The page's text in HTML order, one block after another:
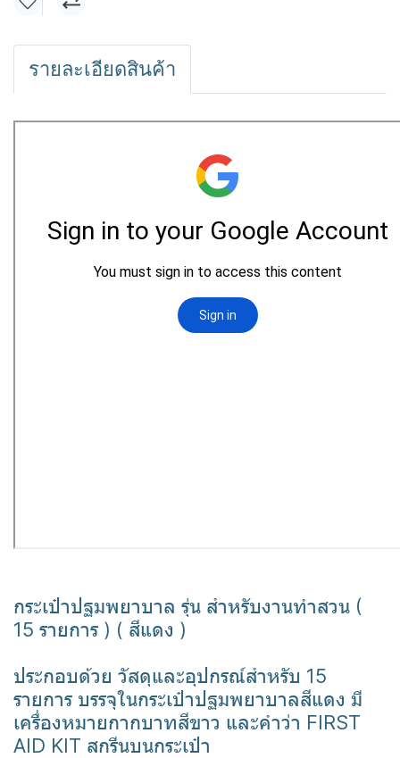
รายละเอียดสินค้า
กระเป๋าปฐมพยาบาล รุ่น สำหรับงานทำสวน (
15 รายการ ) ( สีแดง )
ประกอบด้วย วัสดุและอุปกรณ์สำหรับ 15
รายการ บรรจุในกระเป๋าปฐมพยาบาลสีแดง มี
เครื่องหมายกากบาทสีขาว และคำว่า FIRST
AID KIT สกรีนบนกระเป๋า